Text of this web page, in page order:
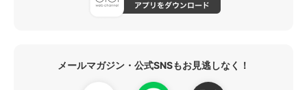
メールマガジン・公式SNSもお見逃しなく！